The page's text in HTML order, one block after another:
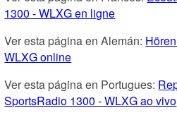
1300 - WLXG en ligne
Ver esta página en Alemán:
WLXG online
Ver esta página en Portugues:
SportsRadio 1300 - WLXG ao vivo